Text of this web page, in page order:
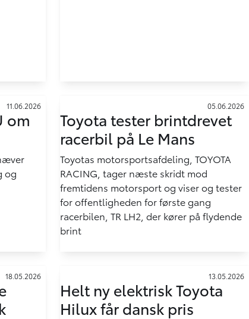
11.06.2026
om
og
05.06.2026
Toyota tester brintdrevet
racerbil på Le Mans
Toyotas motorsportsafdeling, TOYOTA
RACING, tager næste skridt mod
fremtidens motorsport og viser og tester
for offentligheden for første gang
racerbilen, TR LH2, der kører på flydende
brint
18.05.2026 13.05.2026
Helt ny elektrisk Toyota
Hilux får dansk pris